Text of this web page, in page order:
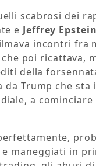
scabrosi dei
e Jeffrey
incontri fra
poi ricattava,
della
da Trump che sta
a
maneggiati in